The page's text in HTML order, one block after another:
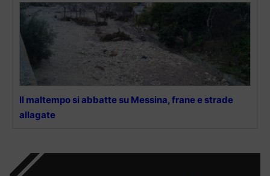
Il maltempo si abbatte su Messina, frane e strade
allagate